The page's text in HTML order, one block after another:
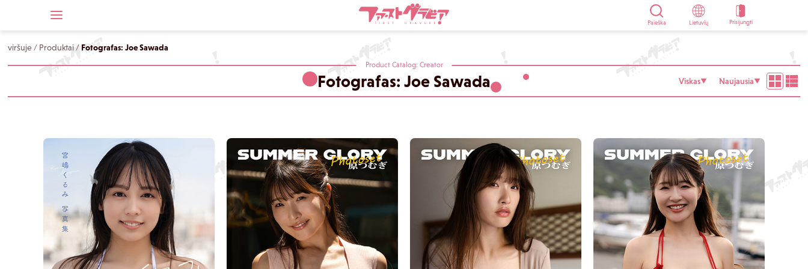
Paieška Lietuvių Prisijungti
viršuje / Produktai/ Fotografas: Joe Sawada
Product Catalog: Creator
Fotografas: Joe Sawada Viskas▼ Naujausia▼